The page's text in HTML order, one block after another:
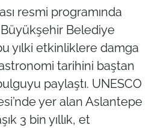
resmi programında
Belediye
yılki etkinliklere damga
tarihini baştan
paylaştı. UNESCO
yer alan Aslantepe
3 bin yıllık, et